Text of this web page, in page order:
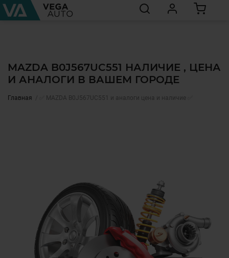
MAZDA B0J567UC551 НАЛИЧИЕ , ЦЕНА
И АНАЛОГИ В ВАШЕМ ГОРОДЕ
Главная ✅ MAZDA B0J567UC551 и аналоги цена и наличие ✅